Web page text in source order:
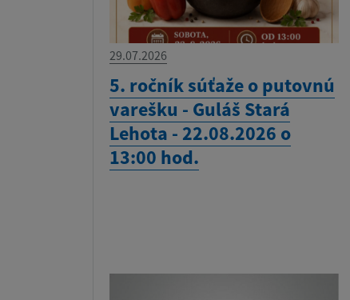
29.07.2026
5. ročník súťaže o putovnú
varešku - Guláš Stará
Lehota - 22.08.2026 o
13:00 hod.